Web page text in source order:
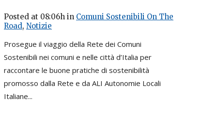
Posted at 08:06h in Comuni Sostenibili On The
Road, Notizie
Prosegue il viaggio della Rete dei Comuni
Sostenibili nei comuni e nelle città d’Italia per
raccontare le buone pratiche di sostenibilità
promosso dalla Rete e da ALI Autonomie Locali
Italiane...